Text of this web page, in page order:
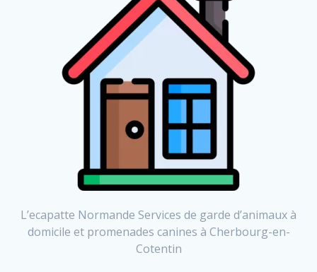
L’ecapatte Normande Services de garde d’animaux à
domicile et promenades canines à Cherbourg-en-
Cotentin